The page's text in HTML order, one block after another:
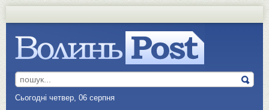
Сьогодні четвер, 06 серпня